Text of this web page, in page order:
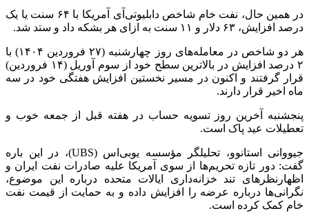
در همین حال، نفت خام شاخص دابلیوتی‌آی آمریکا با ۶۴ سنت یا یک
درصد افزایش، ۶۳ دلار و ۱۱ سنت به ازای هر بشکه داد و ستد شد.
هر دو شاخص در معامله‌های روز چهارشنبه (۲۷ فروردین ۱۴۰۴) با
۲ درصد افزایش در بالاترین سطح خود از سوم آوریل (۱۴ فروردین)
قرار گرفتند و اکنون در مسیر نخستین افزایش هفتگی خود در سه
ماه اخیر قرار دارند.
پنجشنبه آخرین روز تسویه حساب در هفته قبل از جمعه خوب و
تعطیلات عید پاک است.
جیووانی استانوو، تحلیلگر مؤسسه یوبی‌اس (UBS)، در این باره
گفت: دور تازه تحریم‌ها از سوی آمریکا علیه صادرات نفت ایران و
اظهارنظرهای تند خزانه‌داری ایالات متحده درباره این موضوع،
نگرانی‌ها درباره عرضه را افزایش داده و به حمایت از قیمت نفت
خام کمک کرده است.